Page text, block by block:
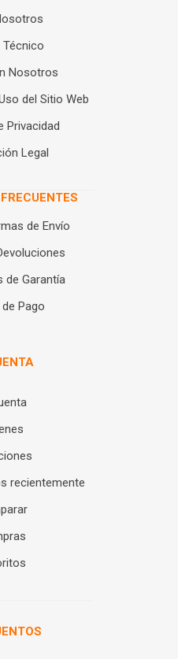
Técnico
Nosotros
del Sitio Web
Privacidad
Legal
de Envío
de Garantía
Pago
recientemente